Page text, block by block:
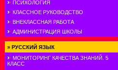
ПСИХОЛОГИЯ
КЛАССНОЕ РУКОВОДСТВО
ВНЕКЛАССНАЯ РАБОТА
АДМИНИСТРАЦИЯ ШКОЛЫ
» РУССКИЙ ЯЗЫК
МОНИТОРИНГ КАЧЕСТВА ЗНАНИЙ. 5
КЛАСС